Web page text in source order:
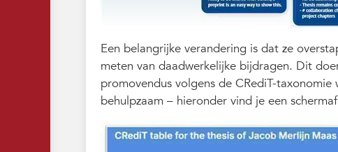
Een belangrijke verandering is dat ze
meten van daadwerkelijke bijdragen. Dit
promovendus volgens de CRediT-
behulpzaam – hieronder vind je een